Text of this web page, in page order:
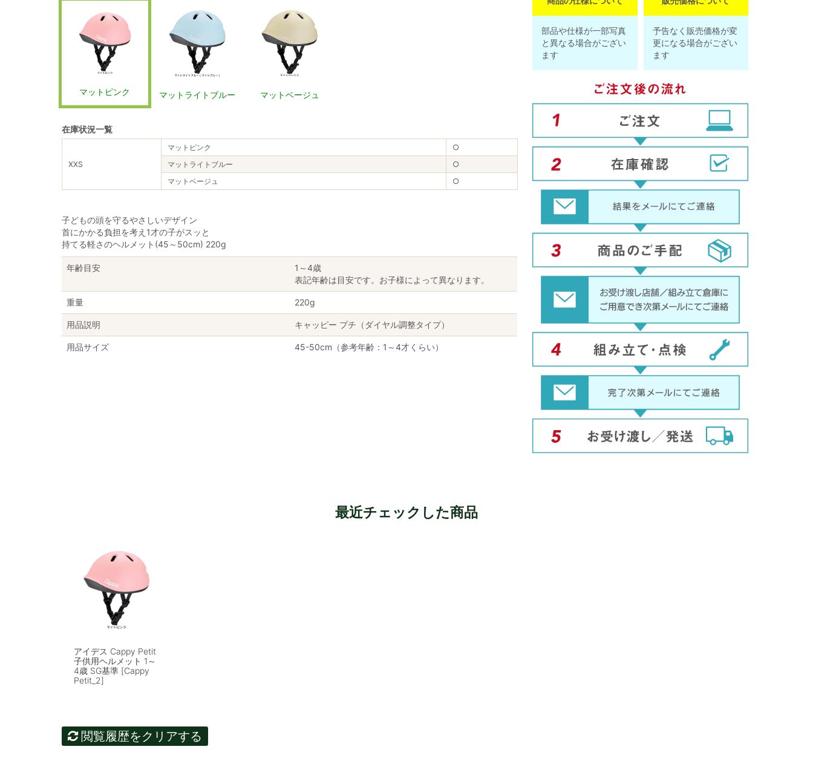
マットピンク マットライトブルー マットベージュ
在庫状況一覧
XXS
マットピンク
○
マットライトブルー
○
マットベージュ
○
子どもの頭を守るやさしいデザイン
首にかかる負担を考え1才の子がスッと
持てる軽さのヘルメット(45～50cm) 220g
年齢目安
1～4歳
表記年齢は目安です。お子様によって異なります。
重量 220g
用品説明 キャッピー プチ（ダイヤル調整タイプ）
用品サイズ 45-50cm（参考年齢：1～4才くらい）
部品や仕様が一部写真
と異なる場合がござい
ます
予告なく販売価格が変
更になる場合がござい
ます
最近チェックした商品
アイデス Cappy Petit
子供用ヘルメット 1～
4歳 SG基準 [Cappy
Petit_2]
閲覧履歴をクリアする